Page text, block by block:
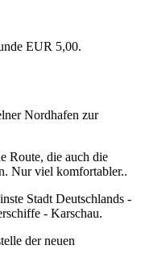
EUR 5,00.
Nordhafen zur
Route, die auch die
Nur viel komfortabler..
Stadt Deutschlands -
- Karschau.
der neuen